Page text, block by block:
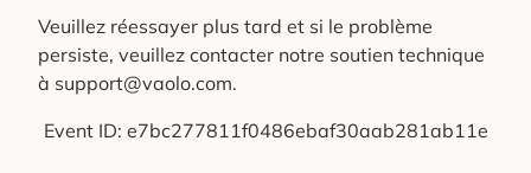
Veuillez réessayer plus tard et si le problème
persiste, veuillez contacter notre soutien technique
à support@vaolo.com.
Event ID: e7bc277811f0486ebaf30aab281ab11e